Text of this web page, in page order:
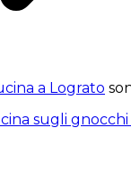
a Lograto
sugli gnocchi